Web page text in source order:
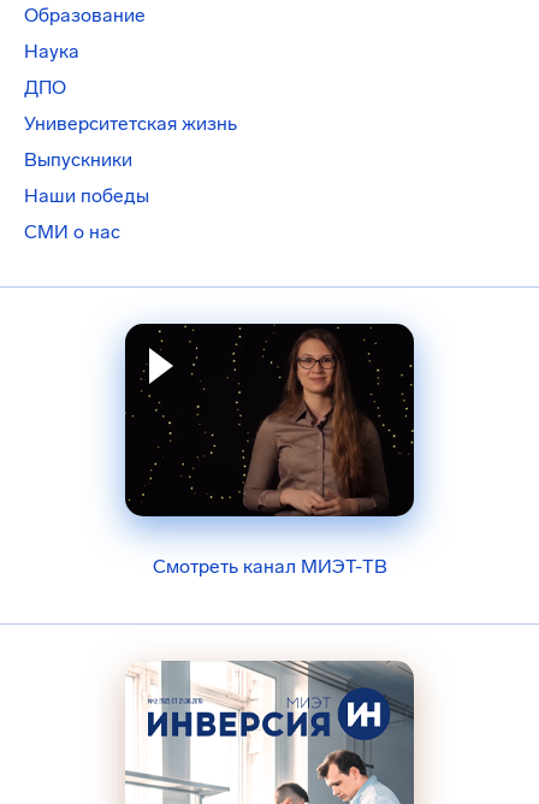
Образование
Наука
ДПО
Университетская жизнь
Выпускники
Наши победы
СМИ о нас
Смотреть канал МИЭТ-ТВ